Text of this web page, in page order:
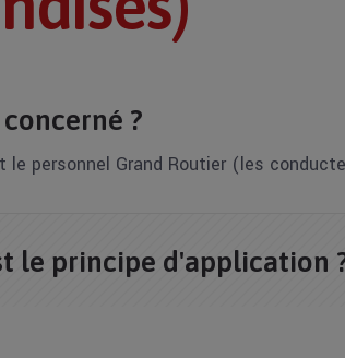
?
le personnel Grand Routier (les
le principe d'application